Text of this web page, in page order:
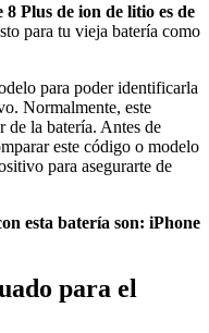
Plus de ion de litio es de
para tu vieja batería como
para poder identificarla
Normalmente, este
de la batería. Antes de
este código o modelo
para asegurarte de
esta batería son: iPhone
para el